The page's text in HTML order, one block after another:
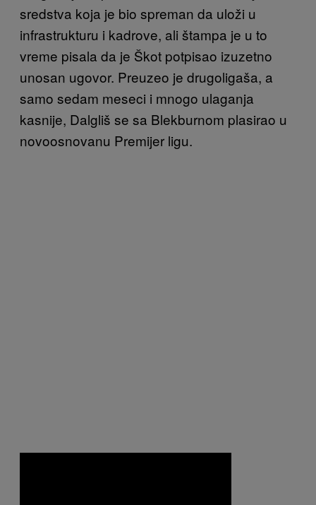
sredstva koja je bio spreman da uloži u
infrastrukturu i kadrove, ali štampa je u to
vreme pisala da je Škot potpisao izuzetno
unosan ugovor. Preuzeo je drugoligaša, a
samo sedam meseci i mnogo ulaganja
kasnije, Dalgliš se sa Blekburnom plasirao u
novoosnovanu Premijer ligu.